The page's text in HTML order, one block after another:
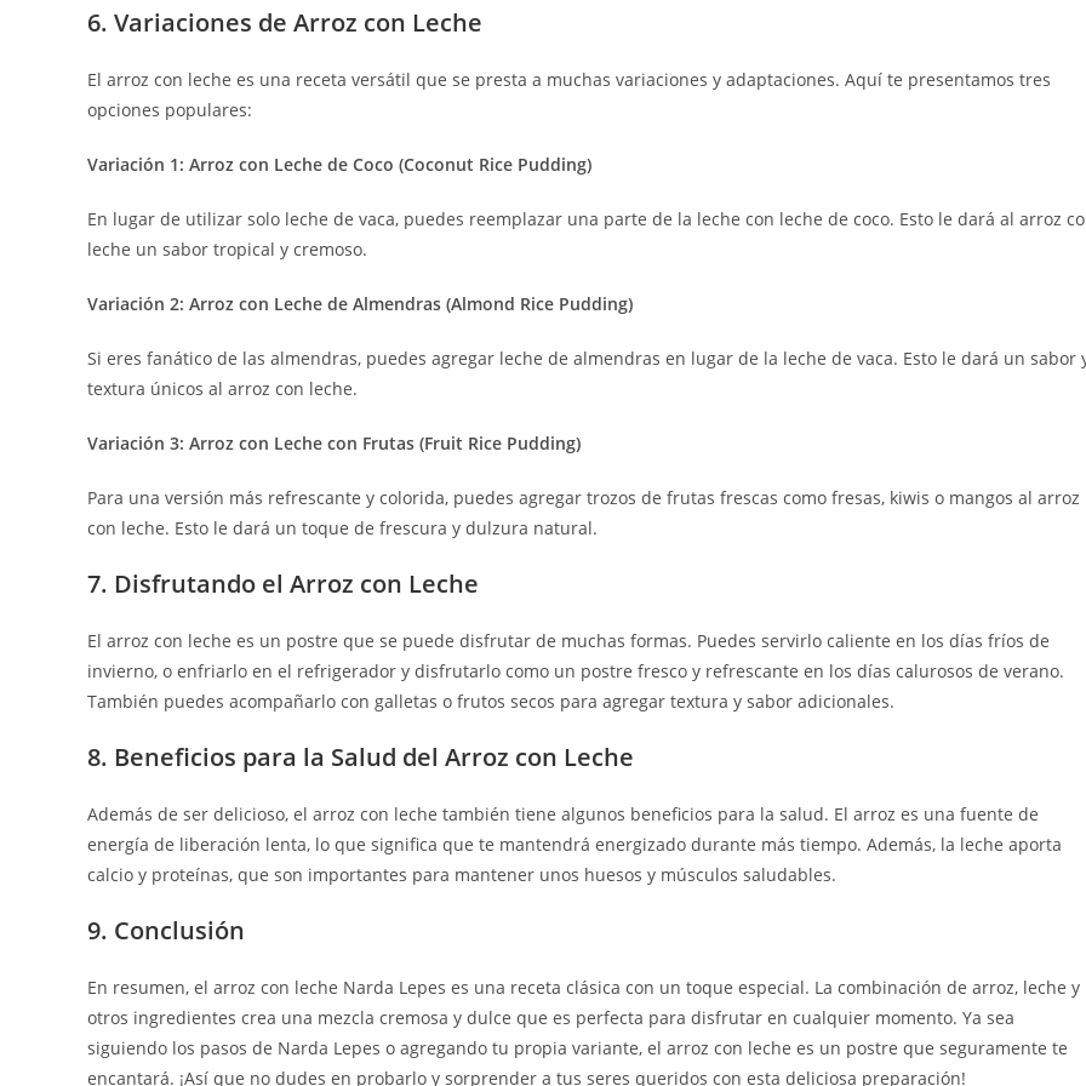
6. Variaciones de Arroz con Leche
El arroz con leche es una receta versátil que se presta a muchas variaciones y adaptaciones. Aquí te presentamos tres
opciones populares:
Variación 1: Arroz con Leche de Coco (Coconut Rice Pudding)
En lugar de utilizar solo leche de vaca, puedes reemplazar una parte de la leche con leche de coco. Esto le dará al arroz
leche un sabor tropical y cremoso.
Variación 2: Arroz con Leche de Almendras (Almond Rice Pudding)
Si eres fanático de las almendras, puedes agregar leche de almendras en lugar de la leche de vaca. Esto le dará un sabor
textura únicos al arroz con leche.
Variación 3: Arroz con Leche con Frutas (Fruit Rice Pudding)
Para una versión más refrescante y colorida, puedes agregar trozos de frutas frescas como fresas, kiwis o mangos al arroz
con leche. Esto le dará un toque de frescura y dulzura natural.
7. Disfrutando el Arroz con Leche
El arroz con leche es un postre que se puede disfrutar de muchas formas. Puedes servirlo caliente en los días fríos de
invierno, o enfriarlo en el refrigerador y disfrutarlo como un postre fresco y refrescante en los días calurosos de verano.
También puedes acompañarlo con galletas o frutos secos para agregar textura y sabor adicionales.
8. Beneficios para la Salud del Arroz con Leche
Además de ser delicioso, el arroz con leche también tiene algunos beneficios para la salud. El arroz es una fuente de
energía de liberación lenta, lo que significa que te mantendrá energizado durante más tiempo. Además, la leche aporta
calcio y proteínas, que son importantes para mantener unos huesos y músculos saludables.
9. Conclusión
En resumen, el arroz con leche Narda Lepes es una receta clásica con un toque especial. La combinación de arroz, leche y
otros ingredientes crea una mezcla cremosa y dulce que es perfecta para disfrutar en cualquier momento. Ya sea
siguiendo los pasos de Narda Lepes o agregando tu propia variante, el arroz con leche es un postre que seguramente te
encantará. ¡Así que no dudes en probarlo y sorprender a tus seres queridos con esta deliciosa preparación!